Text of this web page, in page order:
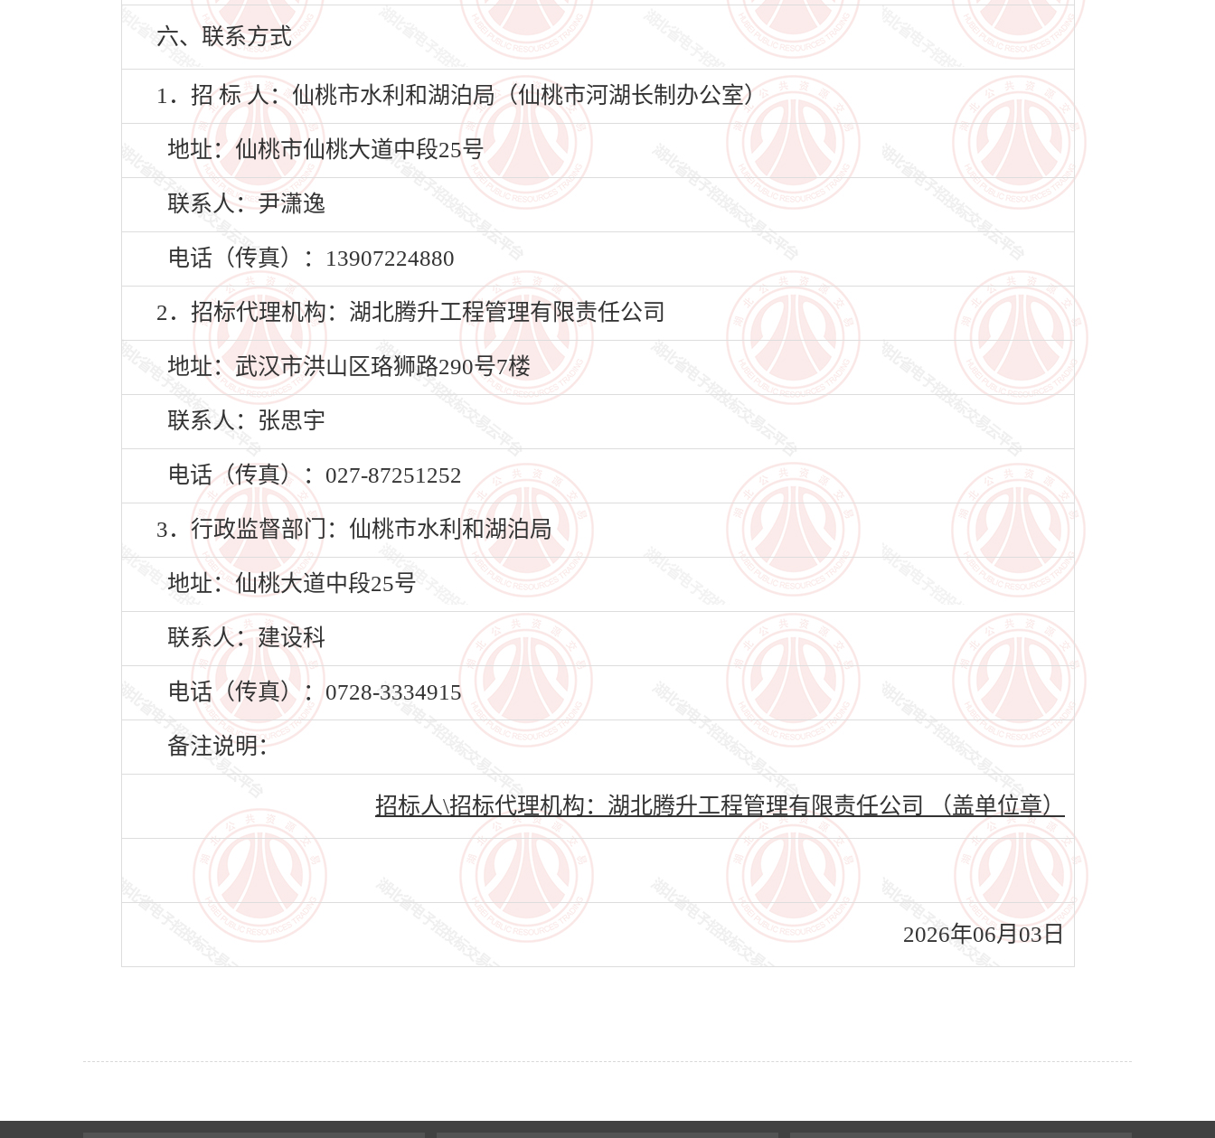
六、联系方式
1．招 标 人：仙桃市水利和湖泊局（仙桃市河湖长制办公室）
地址：仙桃市仙桃大道中段25号
联系人：尹潇逸
电话（传真）：13907224880
2．招标代理机构：湖北腾升工程管理有限责任公司
地址：武汉市洪山区珞狮路290号7楼
联系人：张思宇
电话（传真）：027-87251252
3．行政监督部门：仙桃市水利和湖泊局
地址：仙桃大道中段25号
联系人：建设科
电话（传真）：0728-3334915
备注说明：
招标人\招标代理机构：湖北腾升工程管理有限责任公司 （盖单位章）
2026年06月03日